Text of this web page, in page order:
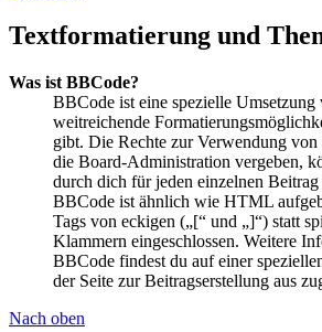
Textformatierung und
Was ist BBCode?
BBCode ist eine spezielle
weitreichende
gibt. Die Rechte zur Verwendung
die Board-Administration vergeben,
durch dich für jeden einzelnen
BBCode ist ähnlich wie HTML
Tags von eckigen („[“ und „]“) statt
Klammern eingeschlossen. Weitere
BBCode findest du auf einer
der Seite zur Beitragserstellung aus
Nach oben